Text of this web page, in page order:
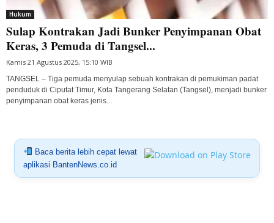
Hukum
Sulap Kontrakan Jadi Bunker Penyimpanan Obat
Keras, 3 Pemuda di Tangsel...
Kamis 21 Agustus 2025, 15:10 WIB
TANGSEL – Tiga pemuda menyulap sebuah kontrakan di pemukiman padat
penduduk di Ciputat Timur, Kota Tangerang Selatan (Tangsel), menjadi bunker
penyimpanan obat keras jenis...
Baca berita lebih cepat lewat
aplikasi BantenNews.co.id